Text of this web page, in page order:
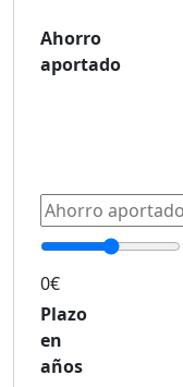
Ahorro
aportado
0€
Plazo
en
años